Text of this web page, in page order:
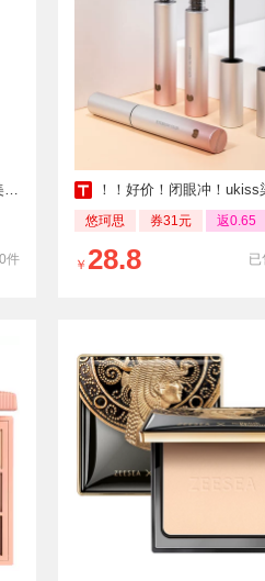
件
！！好价！闭眼冲！ukiss
悠珂思 券31元 返0.65
已
￥ 28.8